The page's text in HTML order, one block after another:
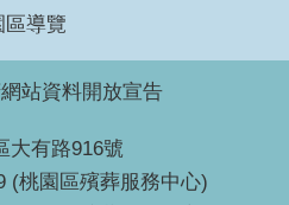
區導覽
站資料開放宣告
大有路916號
(桃園區殯葬服務中心)